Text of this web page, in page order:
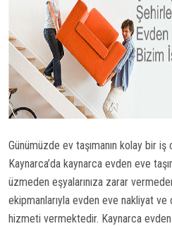
Günümüzde ev taşımanın kolay bir iş
Kaynarca’da kaynarca evden eve
üzmeden eşyalarınıza zarar
ekipmanlarıyla evden eve nakliyat
hizmeti vermektedir. Kaynarca evden